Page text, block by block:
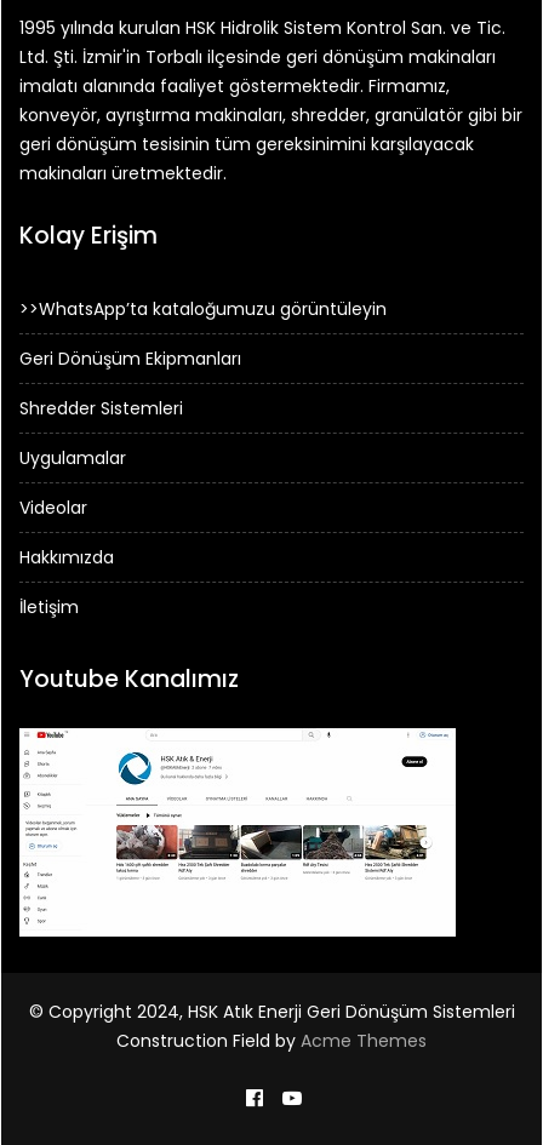
1995 yılında kurulan HSK Hidrolik Sistem Kontrol San. ve Tic.
Ltd. Şti. İzmir'in Torbalı ilçesinde geri dönüşüm makinaları
imalatı alanında faaliyet göstermektedir. Firmamız,
konveyör, ayrıştırma makinaları, shredder, granülatör gibi bir
geri dönüşüm tesisinin tüm gereksinimini karşılayacak
makinaları üretmektedir.
Kolay Erişim
>>WhatsApp’ta kataloğumuzu görüntüleyin
Geri Dönüşüm Ekipmanları
Shredder Sistemleri
Uygulamalar
Videolar
Hakkımızda
İletişim
Youtube Kanalımız
© Copyright 2024, HSK Atık Enerji Geri Dönüşüm Sistemleri
Construction Field by Acme Themes